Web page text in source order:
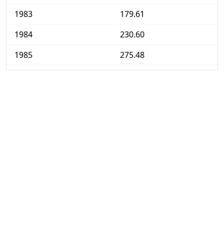
1983
179.61
1984
230.60
1985
275.48